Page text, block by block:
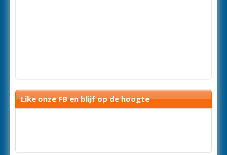
Like onze FB en blijf op de hoogte